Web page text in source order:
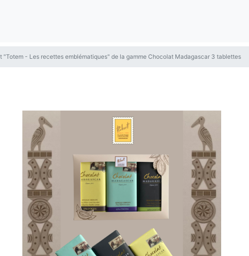
"Totem - Les recettes emblématiques" de la gamme Chocolat Madagascar 3 tablettes